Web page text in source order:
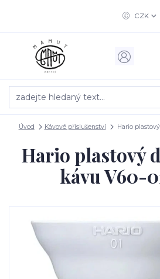
CZK
Úvod Kávové příslušenství Hario
Hario plastový
kávu V60-